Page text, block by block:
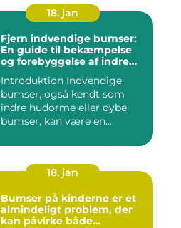
18. jan
Fjern indvendige bumser:
En guide til bekæmpelse
og forebyggelse af indre
Introduktion Indvendige
bumser, også kendt som
indre hudorme eller dybe
bumser, kan være en
18. jan
Bumser på kinderne er et
almindeligt problem, der
kan påvirke både